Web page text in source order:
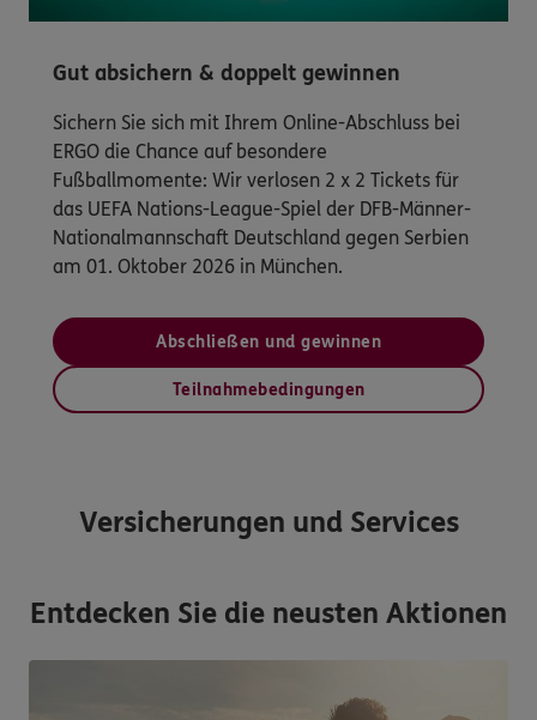
Gut absichern & doppelt gewinnen
Sichern Sie sich mit Ihrem Online-Abschluss bei
ERGO die Chance auf besondere
Fußballmomente: Wir verlosen 2 x 2 Tickets für
das UEFA Nations-League-Spiel der DFB-Männer-
Nationalmannschaft Deutschland gegen Serbien
am 01. Oktober 2026 in München.
Abschließen und gewinnen
Teilnahmebedingungen
Versicherungen und Services
Entdecken Sie die neusten Aktionen